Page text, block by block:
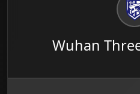
Wuhan